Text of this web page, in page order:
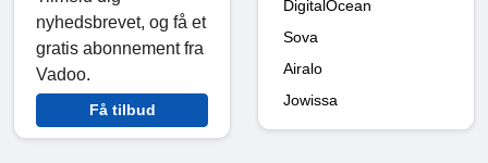
nyhedsbrevet, og få et
gratis abonnement fra
Vadoo.
Få tilbud
DigitalOcean
Sova
Airalo
Jowissa